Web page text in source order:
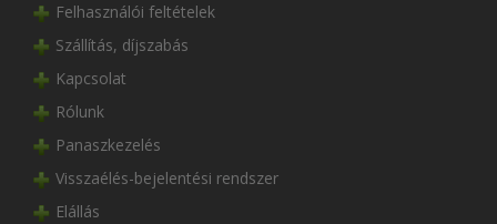
Felhasználói feltételek
Szállítás, díjszabás
Kapcsolat
Rólunk
Panaszkezelés
Visszaélés-bejelentési rendszer
Elállás